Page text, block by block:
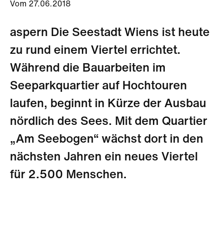
Vom 27.06.2018
aspern Die Seestadt Wiens ist heute
zu rund einem Viertel errichtet.
Während die Bauarbeiten im
Seeparkquartier auf Hochtouren
laufen, beginnt in Kürze der Ausbau
nördlich des Sees. Mit dem Quartier
„Am Seebogen“ wächst dort in den
nächsten Jahren ein neues Viertel
für 2.500 Menschen.